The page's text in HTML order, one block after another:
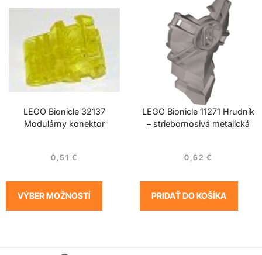
LEGO Bionicle 32137
Modulárny konektor
0,51 €
VÝBER MOŽNOSTÍ
LEGO Bionicle 11271 Hrudník
– striebornosivá metalická
0,62 €
PRIDAŤ DO KOŠÍKA